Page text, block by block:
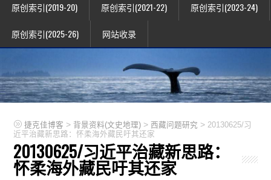
原创索引(2019-20) 原创索引(2021-22) 原创索引(2023-24)
原创索引(2025-26) 网站收录
捷克佳博客 > 背景资料(文史地理) >西藏问题研究 > 20130625/习
近平治藏新思路：怀柔海外藏民吁其还家
20130625/习近平治藏新思路：
怀柔海外藏民吁其还家